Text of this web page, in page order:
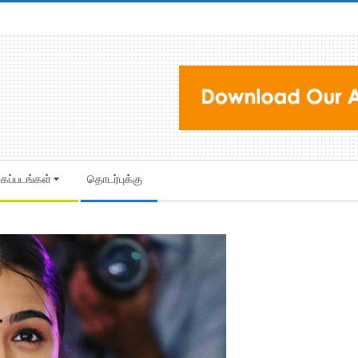
தொடர்புக்கு